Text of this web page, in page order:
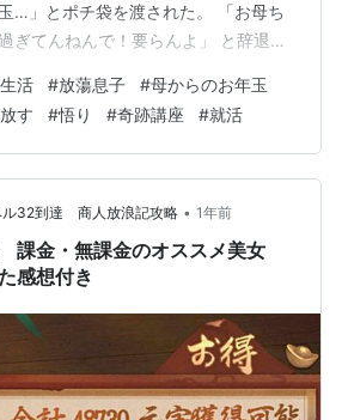
…」とポチ袋を渡された。 「お母ち
ぎてんねんで！要らんよ」 と辞退し
うれしそうに言う。 まあ、これも親
たくいただいた。 本当は僕がお年玉
ないのに、 ちょっと罪悪感…（恥）
一時帰国する度に、 父や母にお小遣
ここ数年は渡していない。 というの
費以…
活 #放蕩息子 #母からのお年玉
す #悟り #奇跡講座 #就活
ル32到達 商人放浪記攻略 • 1年前
課金・無課金のオススメ美女
感想付き